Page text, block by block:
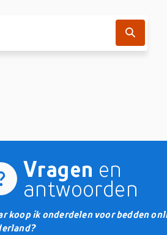
Vragen en
antwoorden
koop ik onderdelen voor bedden